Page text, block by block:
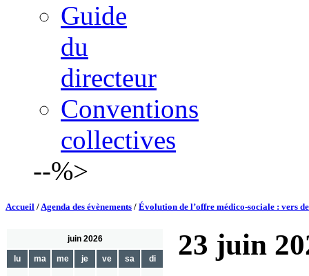
Guide
du
directeur
Conventions
collectives
--%>
Accueil /Agenda des évènements / Évolution de l’offre médico-sociale : vers
juin 2026
lu ma me je ve sa di 23 juin